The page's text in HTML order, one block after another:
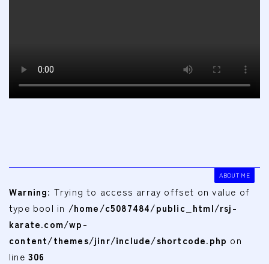
ABOUT ME
Warning: Trying to access array offset on value of
type bool in /home/c5087484/public_html/rsj-
karate.com/wp-
content/themes/jinr/include/shortcode.php on
line 306